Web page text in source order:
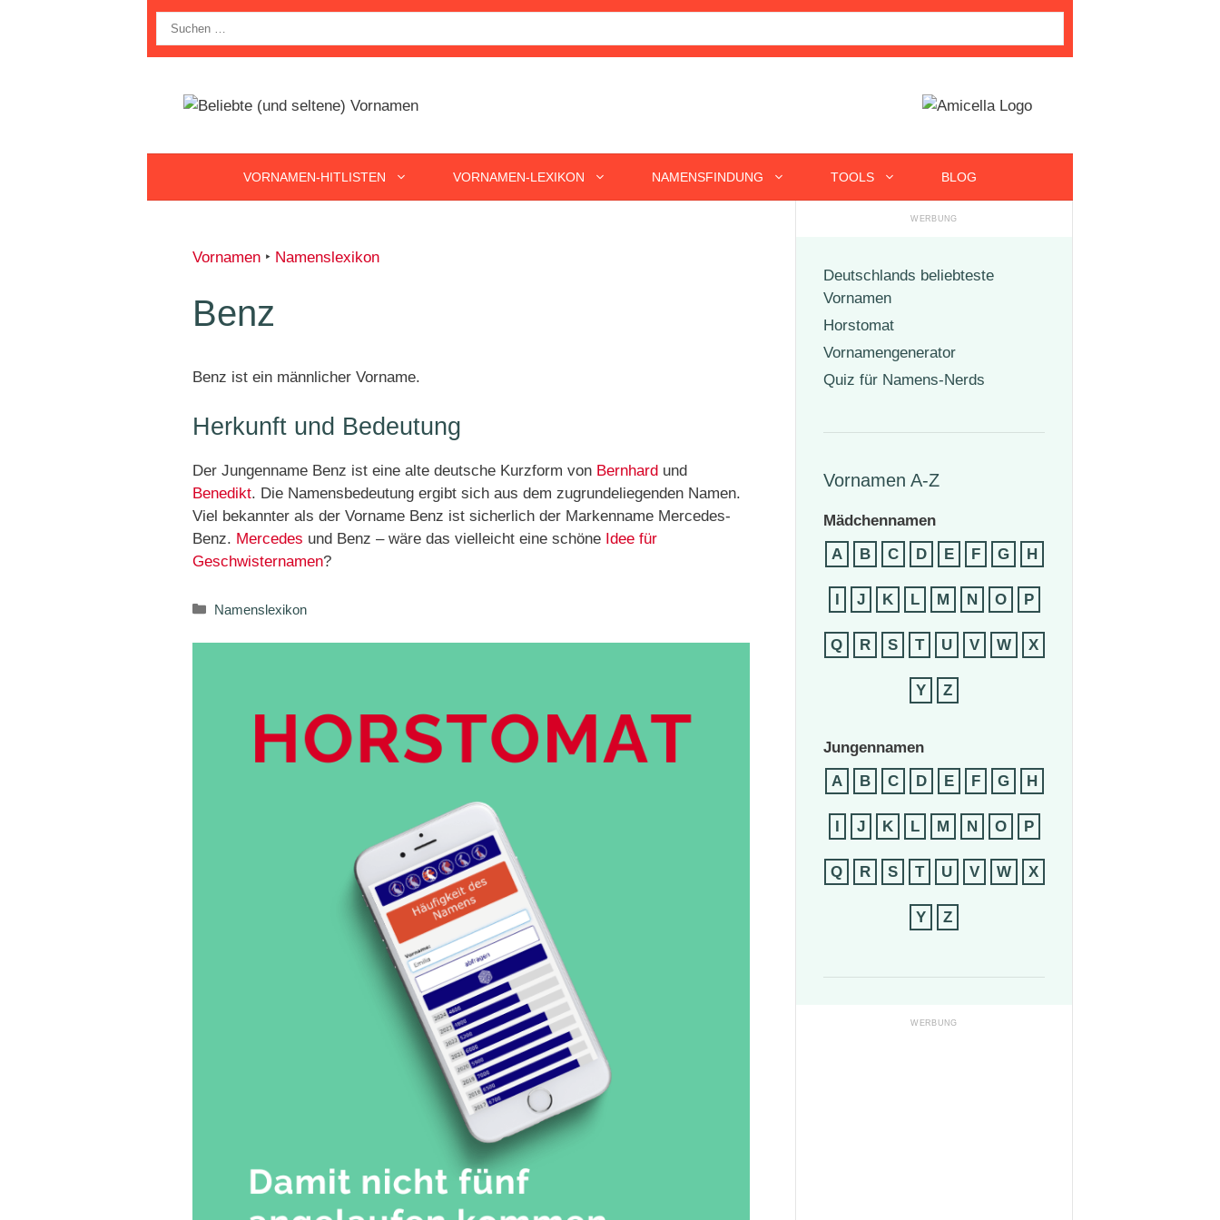
nach:
VORNAMEN-HITLISTEN VORNAMEN-LEXIKON NAMENSFINDUNG TOOLS BLOG
Vornamen ‣ Namenslexikon
Benz
Benz ist ein männlicher Vorname.
Herkunft und Bedeutung
Der Jungenname Benz ist eine alte deutsche Kurzform von Bernhard und
Benedikt. Die Namensbedeutung ergibt sich aus dem zugrundeliegenden Namen.
Viel bekannter als der Vorname Benz ist sicherlich der Markenname Mercedes-
Benz. Mercedes und Benz – wäre das vielleicht eine schöne Idee für
Geschwisternamen?
Kategorien
Namenslexikon
Deutschlands beliebteste
Vornamen
Horstomat
Vornamengenerator
Quiz für Namens-Nerds
Vornamen A-Z
Mädchennamen
A
B C D E F G H
I J K L M N O P
Q R S T U V W X
Y Z
Jungennamen
A
B C D E F G H
I J K L M N O P
Q R S T U V W X
Y Z